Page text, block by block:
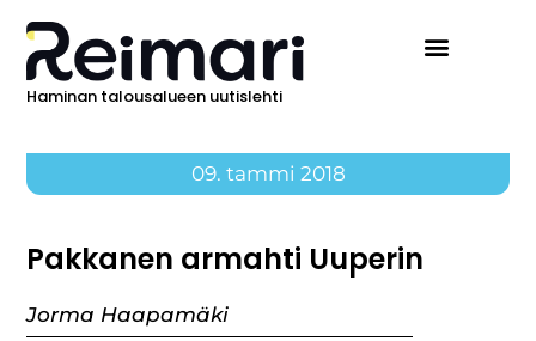
Haminan talousalueen uutislehti
09. tammi 2018
Pakkanen armahti Uuperin
Jorma Haapamäki